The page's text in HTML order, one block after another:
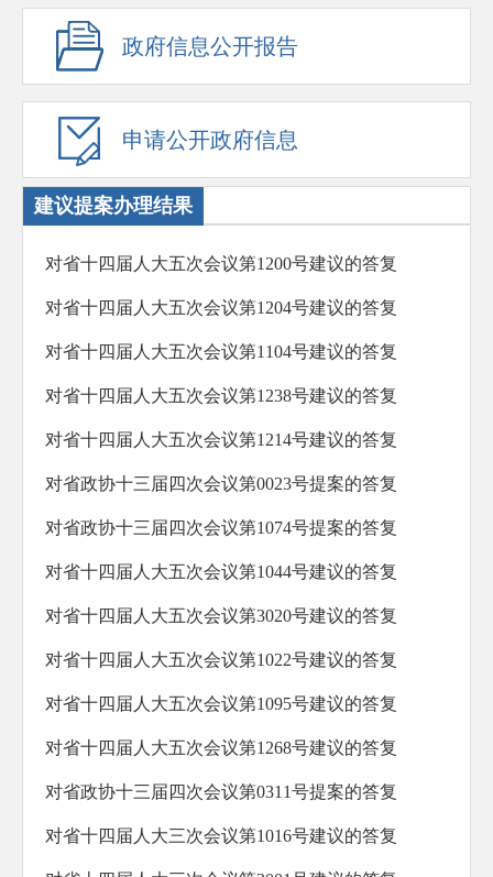
政府信息公开报告
申请公开政府信息
建议提案办理结果
对省十四届人大五次会议第1200号建议的答复
对省十四届人大五次会议第1204号建议的答复
对省十四届人大五次会议第1104号建议的答复
对省十四届人大五次会议第1238号建议的答复
对省十四届人大五次会议第1214号建议的答复
对省政协十三届四次会议第0023号提案的答复
对省政协十三届四次会议第1074号提案的答复
对省十四届人大五次会议第1044号建议的答复
对省十四届人大五次会议第3020号建议的答复
对省十四届人大五次会议第1022号建议的答复
对省十四届人大五次会议第1095号建议的答复
对省十四届人大五次会议第1268号建议的答复
对省政协十三届四次会议第0311号提案的答复
对省十四届人大三次会议第1016号建议的答复